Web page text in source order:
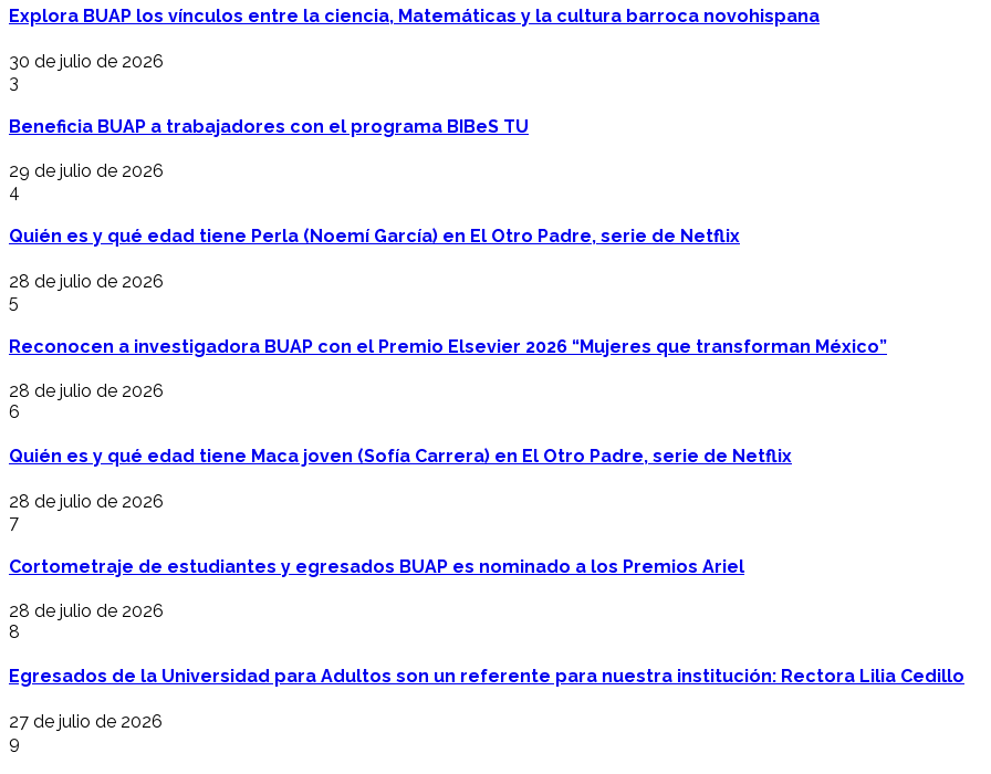
Explora BUAP los vínculos entre la ciencia, Matemáticas y la cultura barroca novohispana
30 de julio de 2026
3
Beneficia BUAP a trabajadores con el programa BIBeS TU
29 de julio de 2026
4
Quién es y qué edad tiene Perla (Noemí García) en El Otro Padre, serie de Netflix
28 de julio de 2026
5
Reconocen a investigadora BUAP con el Premio Elsevier 2026 “Mujeres que transforman México”
28 de julio de 2026
6
Quién es y qué edad tiene Maca joven (Sofía Carrera) en El Otro Padre, serie de Netflix
28 de julio de 2026
7
Cortometraje de estudiantes y egresados BUAP es nominado a los Premios Ariel
28 de julio de 2026
8
Egresados de la Universidad para Adultos son un referente para nuestra institución: Rectora Lilia Cedillo
27 de julio de 2026
9